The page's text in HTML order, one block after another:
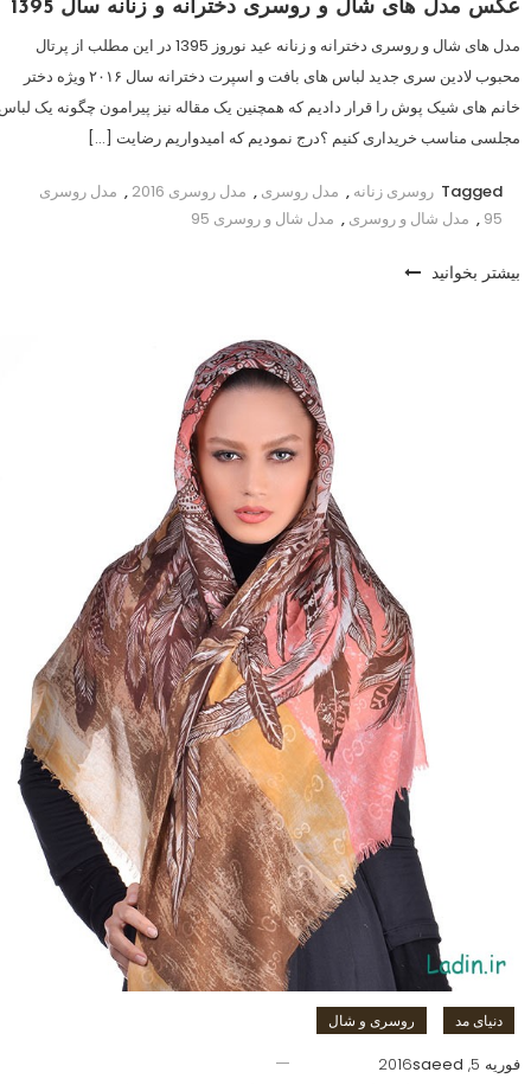
عکس مدل های شال و روسری دخترانه و زنانه سال 1395
مدل های شال و روسری دخترانه و زنانه عید نوروز 1395 در این مطلب از پرتال
محبوب لادین سری جدید لباس های بافت و اسپرت دخترانه سال ۲۰۱۶ ویژه دختر
خانم های شیک پوش را قرار دادیم که همچنین یک مقاله نیز پیرامون چگونه یک
مجلسی مناسب خریداری کنیم ؟درج نمودیم که امیدواریم رضایت […]
Tagged روسری زنانه , مدل روسری , مدل روسری 2016 , مدل روسری
95
, مدل شال و روسری , مدل شال و روسری 95
بیشتر بخوانید
دنیای مد روسری و شال
فوریه 5, 2016
saeed